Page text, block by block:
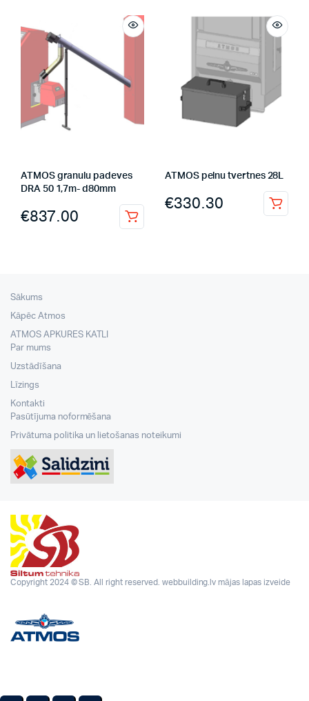
ATMOS granulu padeves
DRA 50 1,7m- d80mm
€837.00
ATMOS pelnu tvertnes 28L
€330.30
Sākums
Kāpēc Atmos
ATMOS APKURES KATLI
Par mums
Uzstādīšana
Līzings
Kontakti
Pasūtījuma noformēšana
Privātuma politika un lietošanas noteikumi
Copyright 2024 © SB. All right reserved. webbuilding.lvmājas lapas izveide